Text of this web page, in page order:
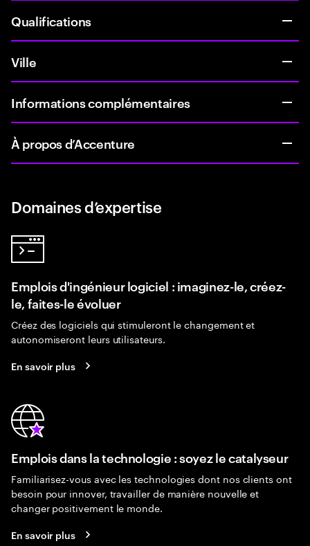
Qualifications
Ville
Informations complémentaires
À propos d’Accenture
Domaines d’expertise
Emplois d'ingénieur logiciel : imaginez-le, créez-
le, faites-le évoluer
Créez des logiciels qui stimuleront le changement et
autonomiseront leurs utilisateurs.
En savoir plus
Emplois dans la technologie : soyez le catalyseur
Familiarisez-vous avec les technologies dont nos clients ont
besoin pour innover, travailler de manière nouvelle et
changer positivement le monde.
En savoir plus